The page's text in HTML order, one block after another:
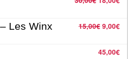
15,00€ 9,00€
Les Winx
45,00€